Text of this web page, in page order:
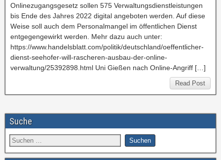
Onlinezugangsgesetz sollen 575 Verwaltungsdienstleistungen
bis Ende des Jahres 2022 digital angeboten werden. Auf diese
Weise soll auch dem Personalmangel im öffentlichen Dienst
entgegengewirkt werden. Mehr dazu auch unter:
https://www.handelsblatt.com/politik/deutschland/oeffentlicher-
dienst-seehofer-will-rascheren-ausbau-der-online-
verwaltung/25392898.html Uni Gießen nach Online-Angriff […]
Read Post
Suche